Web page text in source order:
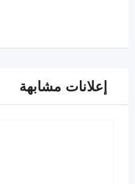
إعلانات مشابهة